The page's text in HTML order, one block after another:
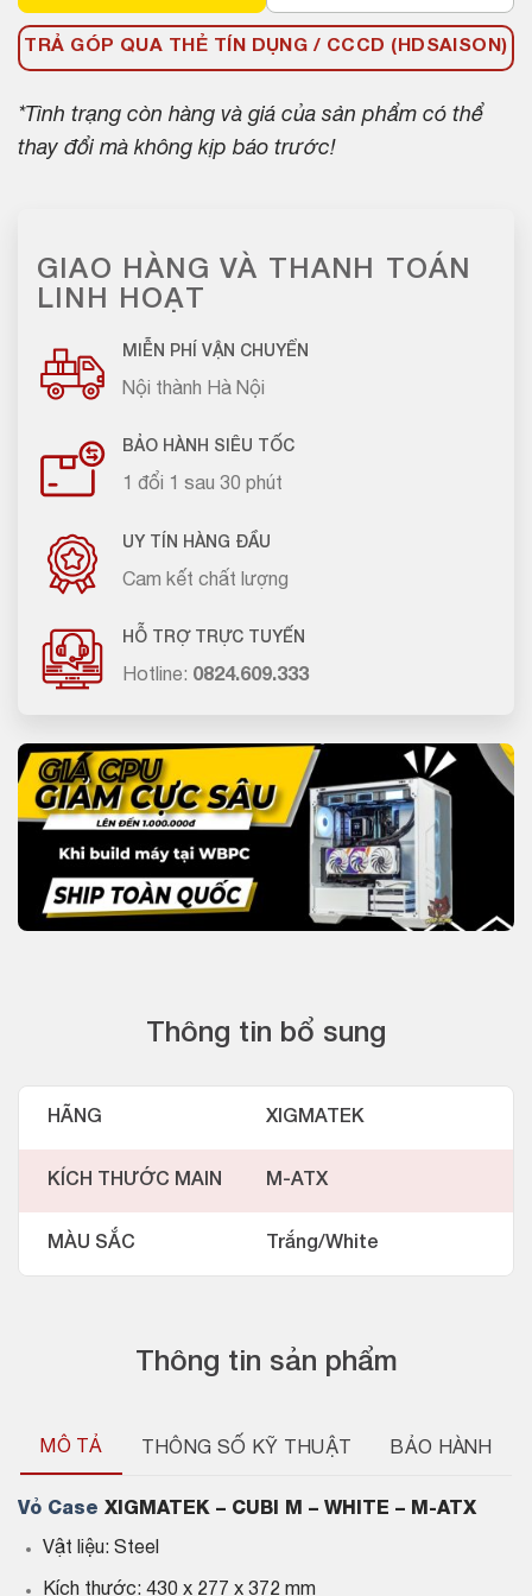
TRẢ GÓP QUA THẺ TÍN DỤNG / CCCD (HDSAISON)
*Tình trạng còn hàng và giá của sản phẩm có thể
thay đổi mà không kịp báo trước!
GIAO HÀNG VÀ THANH TOÁN
LINH HOẠT
MIỄN PHÍ VẬN CHUYỂN
Nội thành Hà Nội
BẢO HÀNH SIÊU TỐC
1 đổi 1 sau 30 phút
UY TÍN HÀNG ĐẦU
Cam kết chất lượng
HỖ TRỢ TRỰC TUYẾN
Hotline: 0824.609.333
Thông tin sản phẩm
MÔ TẢ THÔNG SỐ KỸ THUẬT BẢO HÀNH
Vỏ Case XIGMATEK – CUBI M – WHITE – M-ATX
Vật liệu: Steel
Kích thước: 430 x 277 x 372 mm
Thông tin bổ sung
HÃNG XIGMATEK
KÍCH THƯỚC MAIN M-ATX
MÀU SẮC Trắng/White